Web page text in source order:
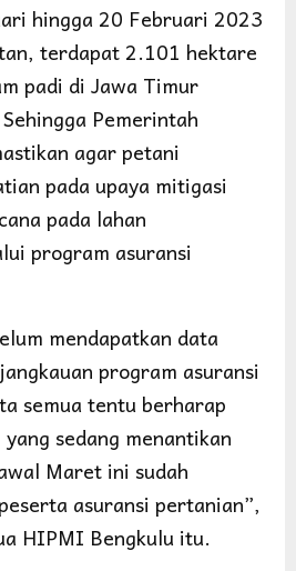
hingga 20 Februari 2023
terdapat 2.101 hektare
padi di Jawa Timur
Pemerintah
agar petani
pada upaya mitigasi
pada lahan
program asuransi
mendapatkan data
program asuransi
semua tentu berharap
sedang menantikan
Maret ini sudah
asuransi pertanian”,
HIPMI Bengkulu itu.